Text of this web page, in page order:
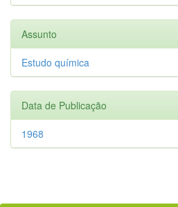
Assunto
Estudo química
Data de Publicação
1968